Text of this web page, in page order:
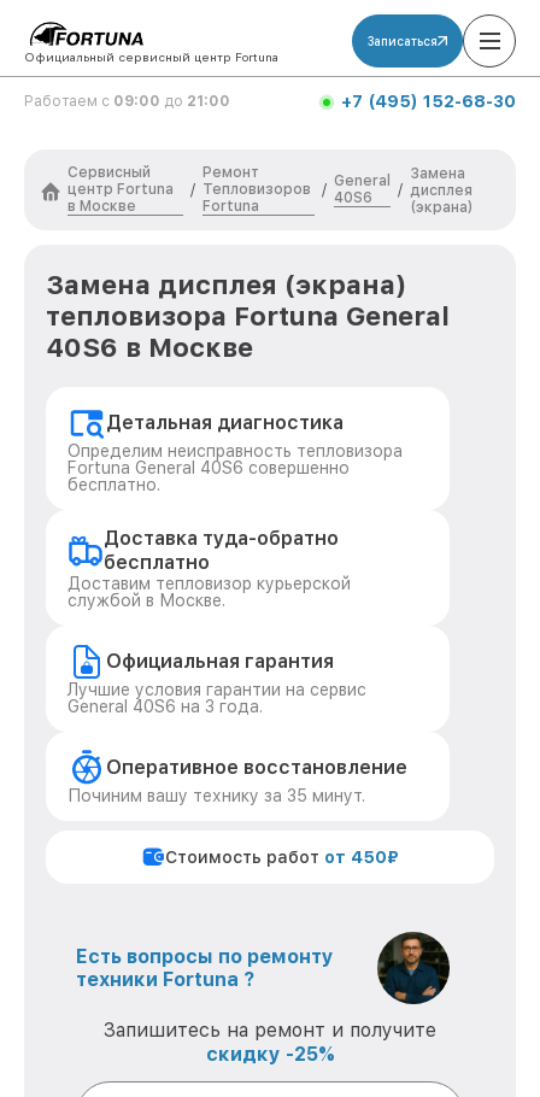
Официальный сервисный центр Fortuna
Записаться
Работаем с 09:00 до 21:00 +7 (495) 152-68-30
Сервисный
центр Fortuna
в Москве
/
Ремонт
Тепловизоров
Fortuna
/
General
40S6
/
Замена
дисплея
(экрана)
Замена дисплея (экрана)
тепловизора Fortuna General
40S6 в Москве
Детальная диагностика
Определим неисправность тепловизора
Fortuna General 40S6 совершенно
бесплатно.
Доставка туда-обратно
бесплатно
Доставим тепловизор курьерской
службой в Москве.
Официальная гарантия
Лучшие условия гарантии на сервис
General 40S6 на 3 года.
Оперативное восстановление
Починим вашу технику за 35 минут.
Стоимость работ от 450₽
Есть вопросы по ремонту
техники Fortuna ?
Запишитесь на ремонт и получите
скидку -25%